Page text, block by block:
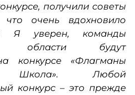
получили советы
что очень вдохновило
Я уверен, команды
области будут
конкурсе «Флагманы
Школа». Любой
конкурс – это прежде